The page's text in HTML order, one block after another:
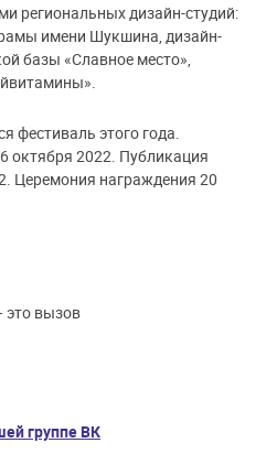
региональных дизайн-студий:
имени Шукшина, дизайн-
базы «Славное место»,
фестиваль этого года.
октября 2022. Публикация
Церемония награждения 20
это вызов
группе ВК